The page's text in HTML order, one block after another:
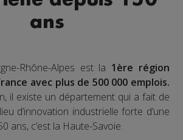
ans
Rhône-Alpes est la 1ère région
avec plus de 500 000 emplois.
il existe un département qui a fait de
d’innovation industrielle forte d’une
ans, c’est la Haute-Savoie.